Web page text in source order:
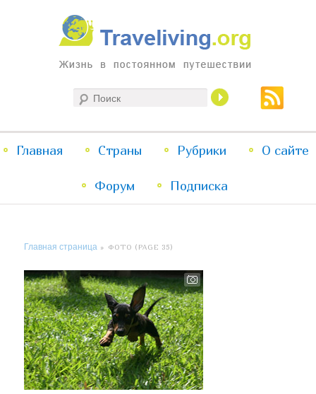
Traveliving
Жизнь в постоянном путешествии
меню
Перейти
к
Перейти
к
Главная Страны Рубрики О сайте
Форум Подписка
Главная страница » ФОТО (PAGE 35)